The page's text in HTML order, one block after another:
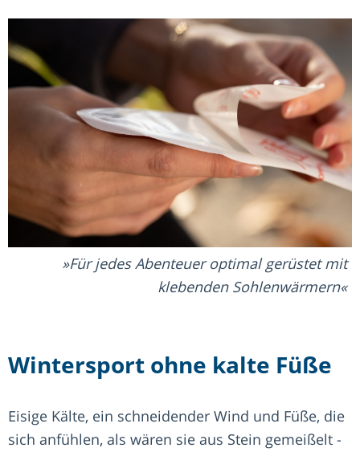
Für jedes Abenteuer optimal gerüstet mit
klebenden Sohlenwärmern
Wintersport ohne kalte Füße
Eisige Kälte, ein schneidender Wind und Füße, die
sich anfühlen, als wären sie aus Stein gemeißelt -